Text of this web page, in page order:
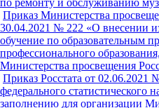
по ремонту и обслуживанию
Приказ Министерства
30.04.2021 № 222 «О внесении
обучение по образовательным
профессионального
Министерства просвещения
Приказ Росстата от
федерального статистического
заполнению для организации